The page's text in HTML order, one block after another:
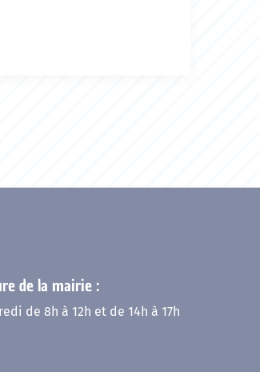
de la mairie :
de 8h à 12h et de 14h à 17h